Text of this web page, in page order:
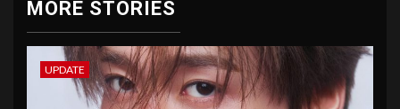
MORE STORIES
UPDATE